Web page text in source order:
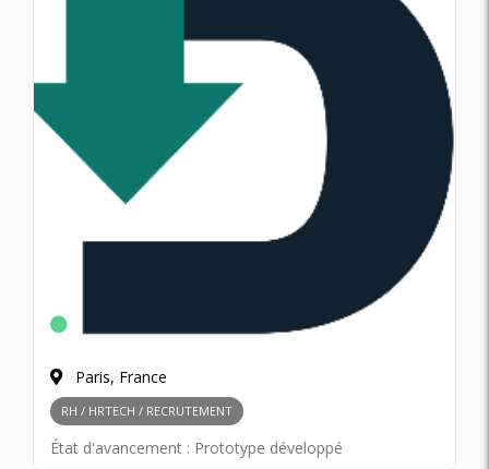
Paris, France
RH / HRTECH / RECRUTEMENT
État d'avancement : Prototype développé